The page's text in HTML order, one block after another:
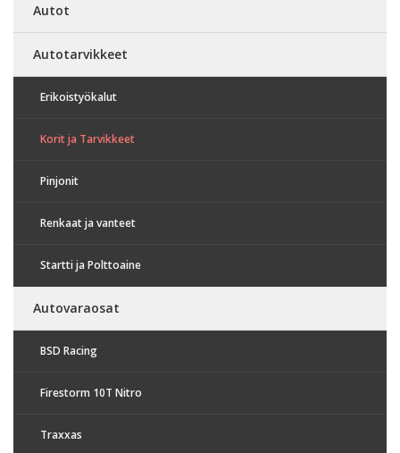
Autot
Autotarvikkeet
Erikoistyökalut
Korit ja Tarvikkeet
Pinjonit
Renkaat ja vanteet
Startti ja Polttoaine
Autovaraosat
BSD Racing
Firestorm 10T Nitro
Traxxas